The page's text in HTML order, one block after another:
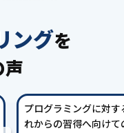
ングを
声
プログラミングに対
れからの習得へ向け